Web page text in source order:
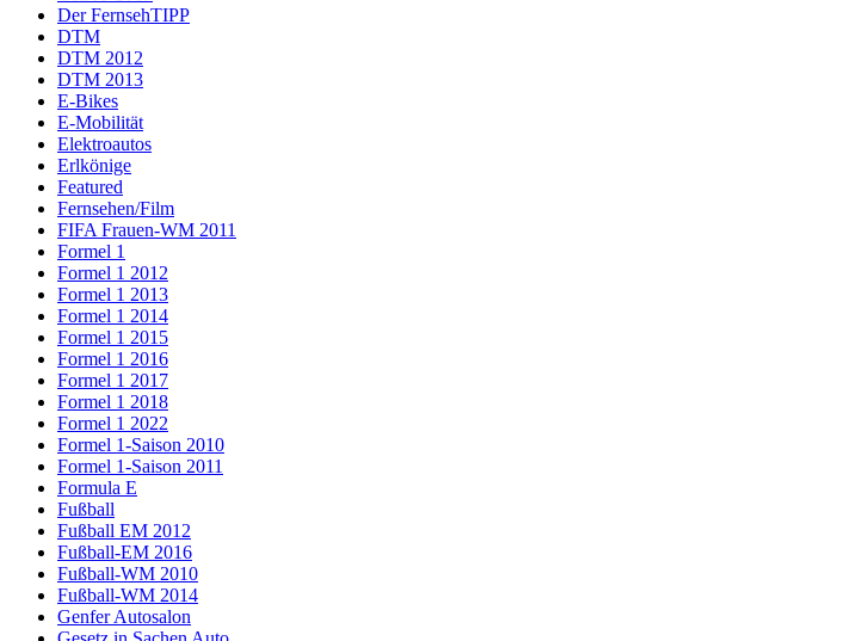
Der FernsehTIPP
DTM
DTM 2012
DTM 2013
E-Bikes
E-Mobilität
Elektroautos
Erlkönige
Featured
Fernsehen/Film
FIFA Frauen-WM 2011
Formel 1
Formel 1 2012
Formel 1 2013
Formel 1 2014
Formel 1 2015
Formel 1 2016
Formel 1 2017
Formel 1 2018
Formel 1 2022
Formel 1-Saison 2010
Formel 1-Saison 2011
Formula E
Fußball
Fußball EM 2012
Fußball-EM 2016
Fußball-WM 2010
Fußball-WM 2014
Genfer Autosalon